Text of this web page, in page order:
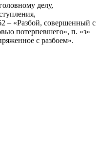
делу,
– «Разбой, совершенный с
потерпевшего», п. «з»
с разбоем».